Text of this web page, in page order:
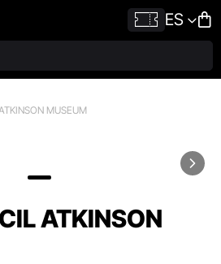
ES
MUSEUM
ATKINSON